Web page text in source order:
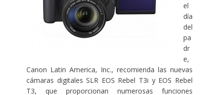
el
día
del
pa
dr
e,
Canon Latin America, Inc., recomienda las nuevas
cámaras digitales SLR EOS Rebel T3i y EOS Rebel
T3, que proporcionan numerosas funciones